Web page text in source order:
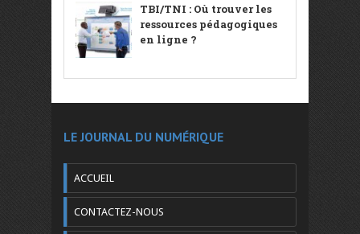
TBI/TNI : Où trouver les
ressources pédagogiques
en ligne ?
LE JOURNAL DU NUMÉRIQUE
ACCUEIL
CONTACTEZ-NOUS